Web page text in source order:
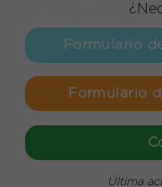
Formulario
Formulario
Última